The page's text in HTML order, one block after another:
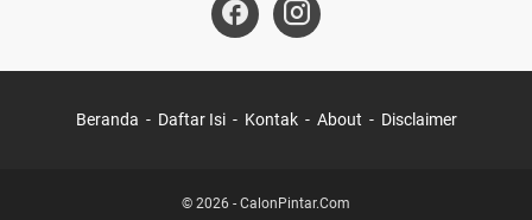
Beranda Daftar Isi Kontak About Disclaimer
© 2026 - CalonPintar.Com